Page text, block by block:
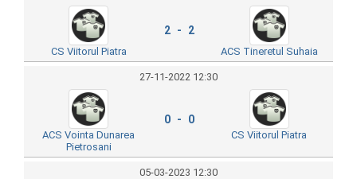
CS Viitorul Piatra
2 - 2
ACS Tineretul Suhaia
27-11-2022 12:30
ACS Vointa Dunarea
Pietrosani
0 - 0
CS Viitorul Piatra
05-03-2023 12:30